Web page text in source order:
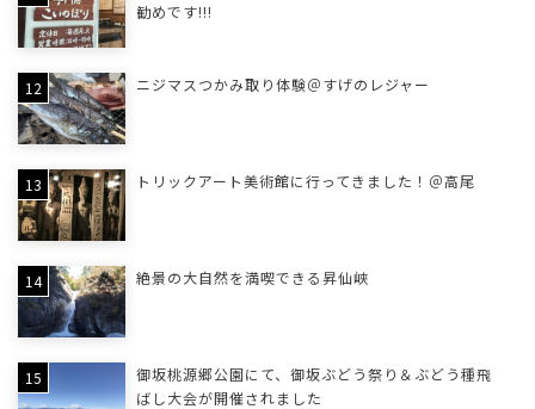
勧めです!!!
ニジマスつかみ取り体験＠すげのレジャー
トリックアート美術館に行ってきました！＠高尾
絶景の大自然を満喫できる昇仙峡
御坂桃源郷公園にて、御坂ぶどう祭り＆ぶどう種飛
ばし大会が開催されました